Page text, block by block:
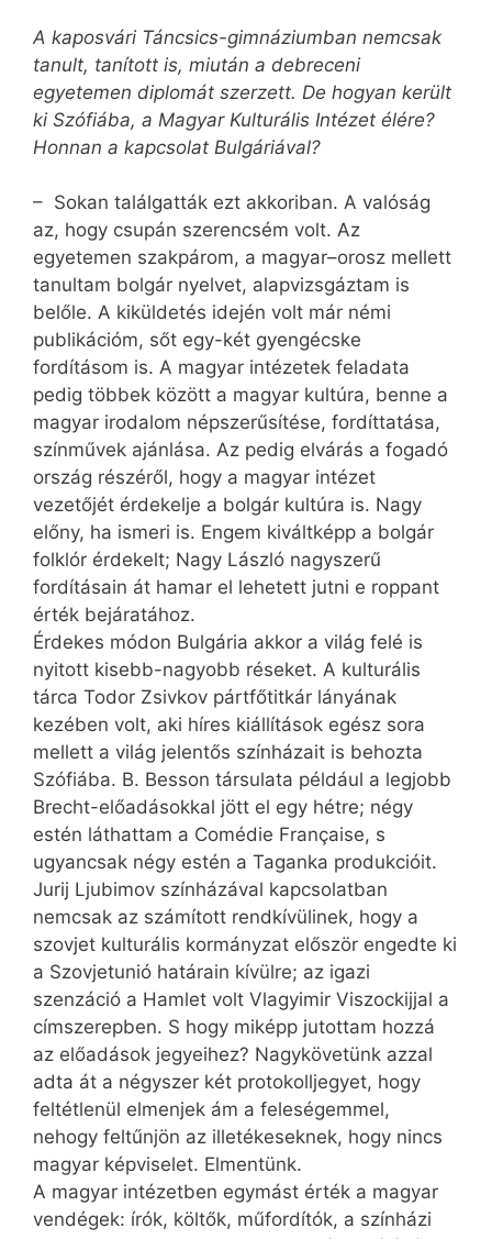
A kaposvári Táncsics-gimnáziumban nemcsak
tanult, tanított is, miután a debreceni
egyetemen diplomát szerzett. De hogyan került
ki Szófiába, a Magyar Kulturális Intézet élére?
Honnan a kapcsolat Bulgáriával?
– Sokan találgatták ezt akkoriban. A valóság
az, hogy csupán szerencsém volt. Az
egyetemen szakpárom, a magyar–orosz mellett
tanultam bolgár nyelvet, alapvizsgáztam is
belőle. A kiküldetés idején volt már némi
publikációm, sőt egy-két gyengécske
fordításom is. A magyar intézetek feladata
pedig többek között a magyar kultúra, benne a
magyar irodalom népszerűsítése, fordíttatása,
színművek ajánlása. Az pedig elvárás a fogadó
ország részéről, hogy a magyar intézet
vezetőjét érdekelje a bolgár kultúra is. Nagy
előny, ha ismeri is. Engem kiváltképp a bolgár
folklór érdekelt; Nagy László nagyszerű
fordításain át hamar el lehetett jutni e roppant
érték bejáratához.
Érdekes módon Bulgária akkor a világ felé is
nyitott kisebb-nagyobb réseket. A kulturális
tárca Todor Zsivkov pártfőtitkár lányának
kezében volt, aki híres kiállítások egész sora
mellett a világ jelentős színházait is behozta
Szófiába. B. Besson társulata például a legjobb
Brecht-előadásokkal jött el egy hétre; négy
estén láthattam a Comédie Française, s
ugyancsak négy estén a Taganka produkcióit.
Jurij Ljubimov színházával kapcsolatban
nemcsak az számított rendkívülinek, hogy a
szovjet kulturális kormányzat először engedte ki
a Szovjetunió határain kívülre; az igazi
szenzáció a Hamlet volt Vlagyimir Viszockijjal a
címszerepben. S hogy miképp jutottam hozzá
az előadások jegyeihez? Nagykövetünk azzal
adta át a négyszer két protokolljegyet, hogy
feltétlenül elmenjek ám a feleségemmel,
nehogy feltűnjön az illetékeseknek, hogy nincs
magyar képviselet. Elmentünk.
A magyar intézetben egymást érték a magyar
vendégek: írók, költők, műfordítók, a színházi